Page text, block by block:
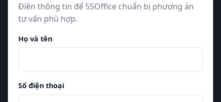
Điền thông tin để 5SOffice chuẩn bị phương án
tư vấn phù hợp.
Họ và tên
Số điện thoại